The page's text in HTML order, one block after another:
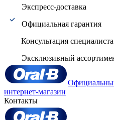
Экспресс-доставка
Официальная гарантия
Консультация специалиста
Эксклюзивный
интернет-магазин
Контакты